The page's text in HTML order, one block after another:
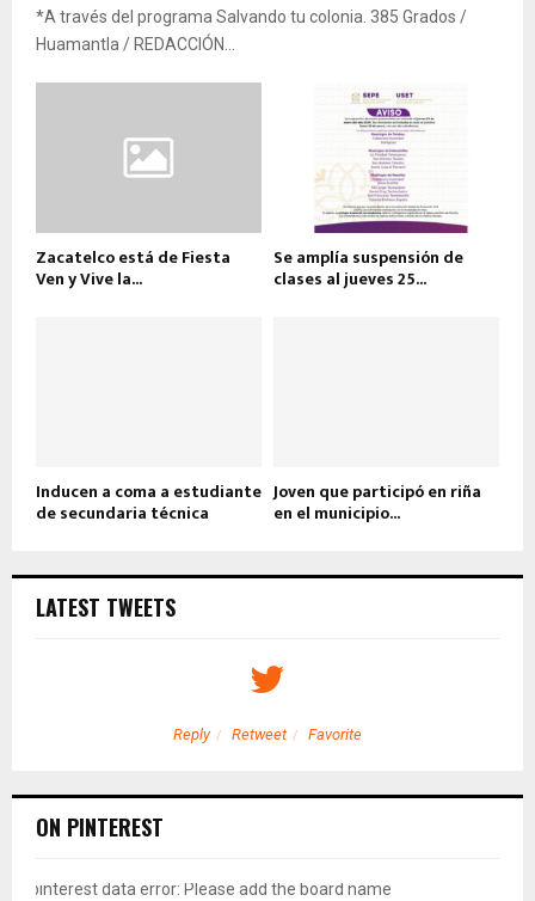
*A través del programa Salvando tu colonia. 385 Grados /
Huamantla / REDACCIÓN...
Zacatelco está de Fiesta
Ven y Vive la...
Se amplía suspensión de
clases al jueves 25...
Inducen a coma a estudiante
de secundaria técnica
Joven que participó en riña
en el municipio...
LATEST TWEETS
Reply Retweet Favorite
ON PINTEREST
pinterest data error: Please add the board name